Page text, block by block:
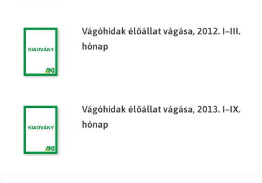
Vágóhidak élőállat vágása, 2012. I–III.
hónap
Vágóhidak élőállat vágása, 2013. I–IX.
hónap